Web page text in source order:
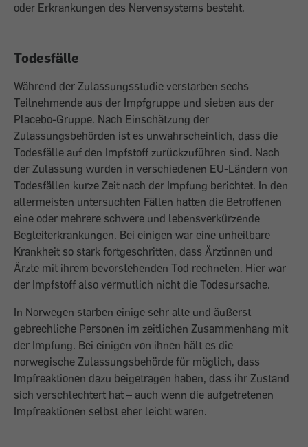
oder Erkrankungen des Nervensystems besteht.
Todesfälle
Während der Zulassungsstudie verstarben sechs
Teilnehmende aus der Impfgruppe und sieben aus der
Placebo-Gruppe. Nach Einschätzung der
Zulassungsbehörden ist es unwahrscheinlich, dass die
Todesfälle auf den Impfstoff zurückzuführen sind. Nach
der Zulassung wurden in verschiedenen EU-Ländern von
Todesfällen kurze Zeit nach der Impfung berichtet. In den
allermeisten untersuchten Fällen hatten die Betroffenen
eine oder mehrere schwere und lebensverkürzende
Begleiterkrankungen. Bei einigen war eine unheilbare
Krankheit so stark fortgeschritten, dass Ärztinnen und
Ärzte mit ihrem bevorstehenden Tod rechneten. Hier war
der Impfstoff also vermutlich nicht die Todesursache.
In Norwegen starben einige sehr alte und äußerst
gebrechliche Personen im zeitlichen Zusammenhang mit
der Impfung. Bei einigen von ihnen hält es die
norwegische Zulassungsbehörde für möglich, dass
Impfreaktionen dazu beigetragen haben, dass ihr Zustand
sich verschlechtert hat – auch wenn die aufgetretenen
Impfreaktionen selbst eher leicht waren.